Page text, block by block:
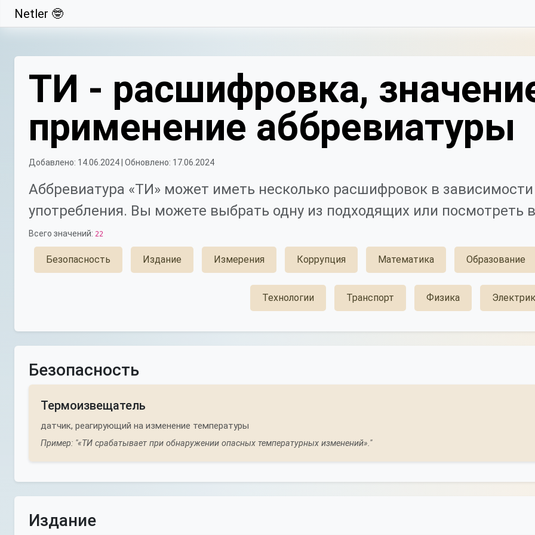
Свернуть
Netler 🤓
ТИ - расшифровка,
применение аббревиатуры
Добавлено: 14.06.2024 | Обновлено: 17.06.2024
Аббревиатура «ТИ» может иметь несколько расшифровок в
употребления. Вы можете выбрать одну из подходящих или посмотреть
Всего значений: 22
Безопасность Издание Измерения Коррупция Математика Образование
Технологии Транспорт Физика
Безопасность
Термоизвещатель
датчик, реагирующий на изменение температуры
Пример: "«ТИ срабатывает при обнаружении опасных температурных изменений»."
Издание